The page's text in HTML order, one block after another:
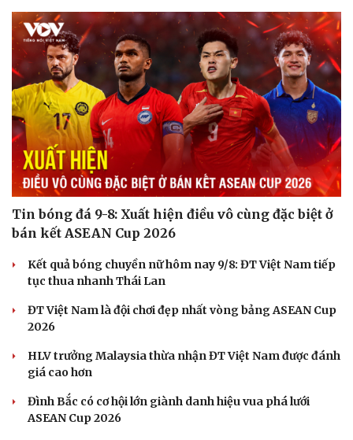
Tin bóng đá 9-8: Xuất hiện điều vô cùng đặc biệt ở
bán kết ASEAN Cup 2026
Kết quả bóng chuyền nữ hôm nay 9/8: ĐT Việt Nam tiếp
tục thua nhanh Thái Lan
ĐT Việt Nam là đội chơi đẹp nhất vòng bảng ASEAN Cup
2026
HLV trưởng Malaysia thừa nhận ĐT Việt Nam được đánh
giá cao hơn
Đình Bắc có cơ hội lớn giành danh hiệu vua phá lưới
ASEAN Cup 2026